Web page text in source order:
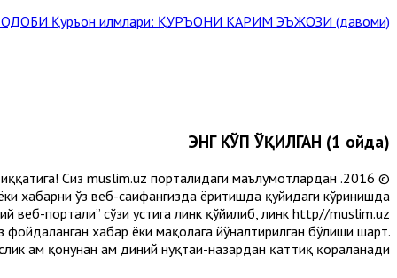
ОДОБИ Қуръон илмлари: ҚУРЪОНИ КАРИМ ЭЪЖОЗИ (давоми) »
ЭНГ КЎП ЎҚИЛГАН (1 ойда)
Сиз muslim.uz порталидаги маълумотлардан
хабарни ўз веб-саҳифангизда ёритишда қуйидаги кўринишда
веб-портали” сўзи устига линк қўйилиб, линк http//muslim.uz
фойдаланган хабар ёки мақолага йўналтирилган бўлиши шарт.
ҳам қонунан ҳам диний нуқтаи-назардан қаттиқ қораланади.